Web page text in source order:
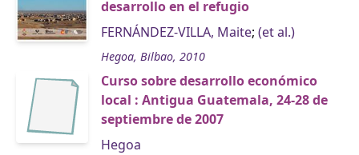
desarrollo en el refugio
FERNÁNDEZ-VILLA, Maite; (et al.)
Hegoa, Bilbao, 2010
Curso sobre desarrollo económico
local : Antigua Guatemala, 24-28 de
septiembre de 2007
Hegoa